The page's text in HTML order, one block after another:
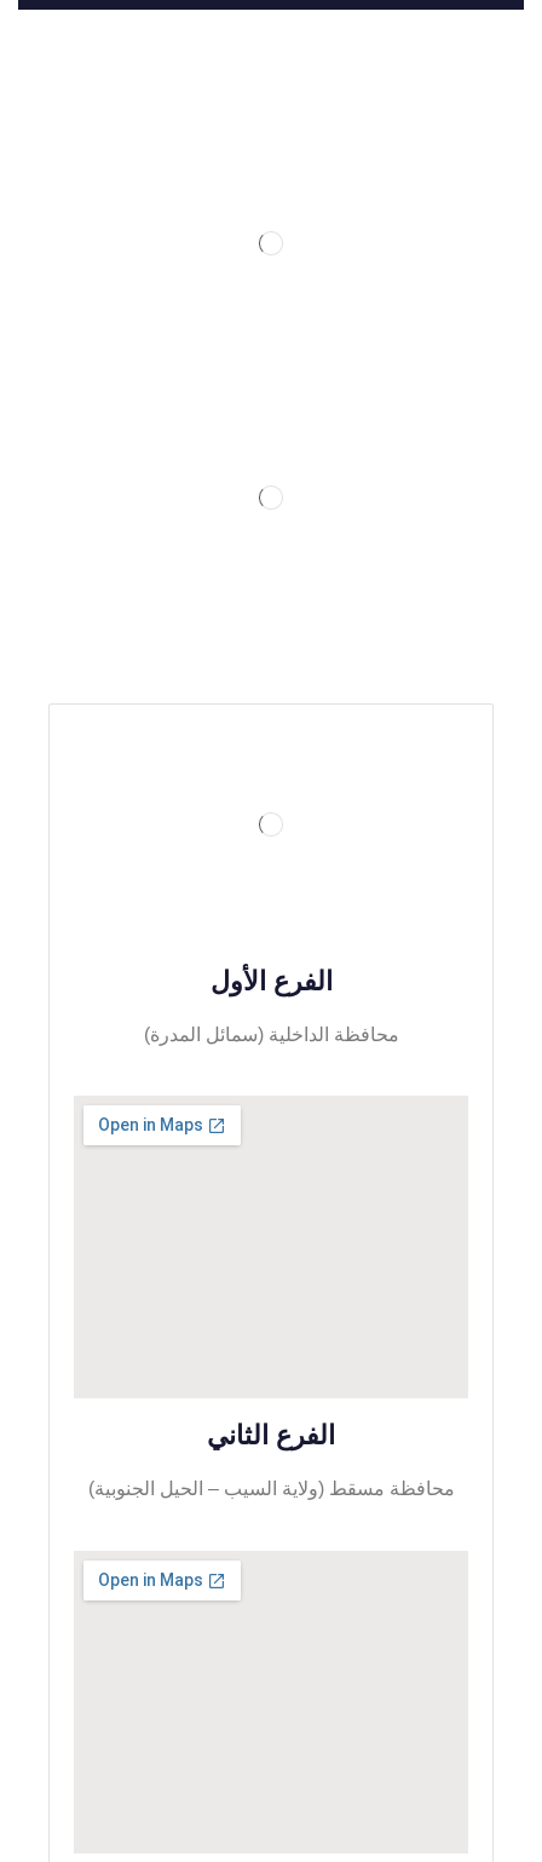
الفرع الأول
محافظة الداخلية (سمائل المدرة)
الفرع الثاني
محافظة مسقط (ولاية السيب – الحيل الجنوبية)